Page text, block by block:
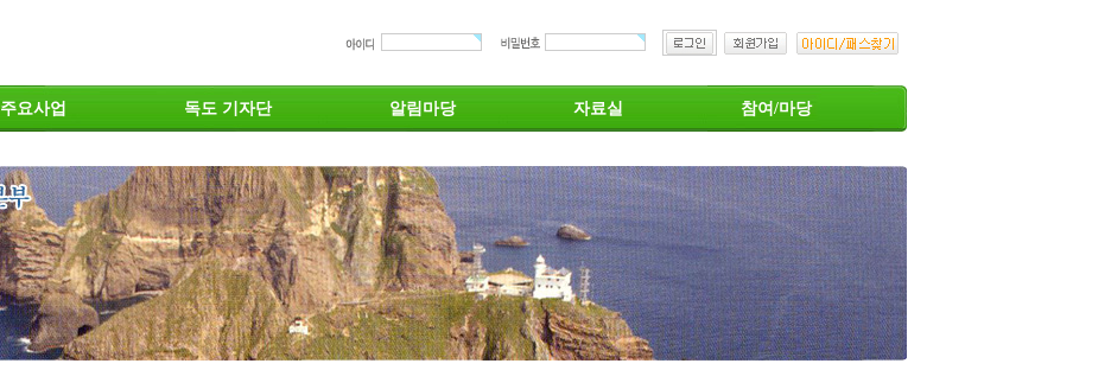
주요사업 독도 기자단 알림마당 자료실 참여/마당